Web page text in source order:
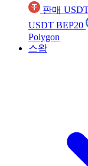
판매
USDT BEP20
Polygon
스왑